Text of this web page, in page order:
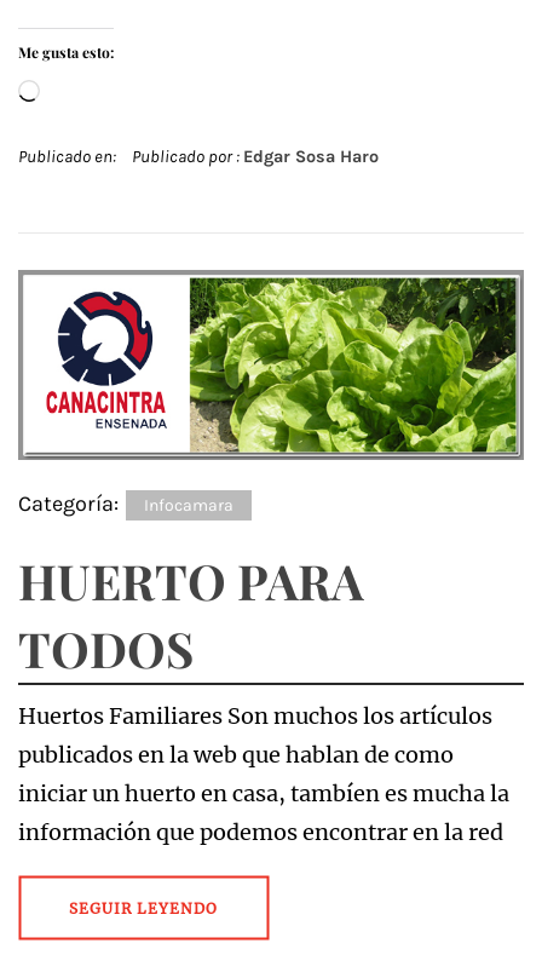
Me gusta esto:
Cargando...
Publicado en: Publicado por : Edgar Sosa Haro
Categoría: Infocamara
HUERTO PARA
TODOS
Huertos Familiares Son muchos los artículos
publicados en la web que hablan de como
iniciar un huerto en casa, tambíen es mucha la
información que podemos encontrar en la red
SEGUIR LEYENDO